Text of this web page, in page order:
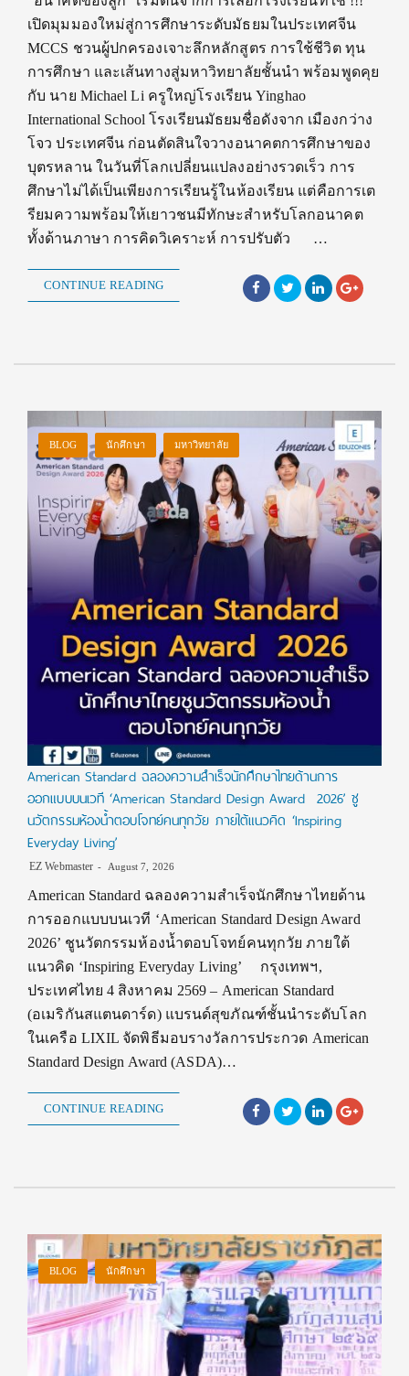
เปิดมุมมองใหม่สู่การศึกษาระดับมัธยมในประเทศจีน
MCCS ชวนผู้ปกครองเจาะลึกหลักสูตร การใช้ชีวิต ทุน
การศึกษา และเส้นทางสู่มหาวิทยาลัยชั้นนำ พร้อมพูดคุย
กับ นาย Michael Li ครูใหญ่โรงเรียน Yinghao
International School โรงเรียนมัธยมชื่อดังจาก เมืองกว่าง
โจว ประเทศจีน ก่อนตัดสินใจวางอนาคตการศึกษาของ
บุตรหลาน ในวันที่โลกเปลี่ยนแปลงอย่างรวดเร็ว การ
ศึกษาไม่ได้เป็นเพียงการเรียนรู้ในห้องเรียน แต่คือการเต
รียมความพร้อมให้เยาวชนมีทักษะสำหรับโลกอนาคต
ทั้งด้านภาษา การคิดวิเคราะห์ การปรับตัว …
CONTINUE READING
BLOG นักศึกษา มหาวิทยาลัย
American Standard ฉลองความสำเร็จนักศึกษาไทยด้านการ
ออกแบบบนเวที ‘American Standard Design Award 2026’ ชู
นวัตกรรมห้องน้ำตอบโจทย์คนทุกวัย ภายใต้แนวคิด ‘Inspiring
Everyday Living’
EZ Webmaster August 7, 2026
American Standard ฉลองความสำเร็จนักศึกษาไทยด้าน
การออกแบบบนเวที ‘American Standard Design Award
2026’ ชูนวัตกรรมห้องน้ำตอบโจทย์คนทุกวัย ภายใต้
แนวคิด ‘Inspiring Everyday Living’ กรุงเทพฯ,
ประเทศไทย 4 สิงหาคม 2569 – American Standard
(อเมริกันสแตนดาร์ด) แบรนด์สุขภัณฑ์ชั้นนำระดับโลก
ในเครือ LIXIL จัดพิธีมอบรางวัลการประกวด American
Standard Design Award (ASDA)…
CONTINUE READING
BLOG นักศึกษา